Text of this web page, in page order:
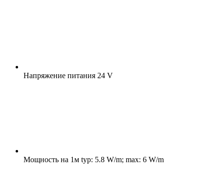
Напряжение питания 24 V
Мощность на 1м typ: 5.8 W/m; max: 6 W/m